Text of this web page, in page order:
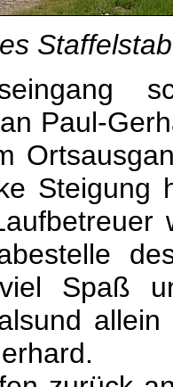
Paul-
Steigung
Spaß